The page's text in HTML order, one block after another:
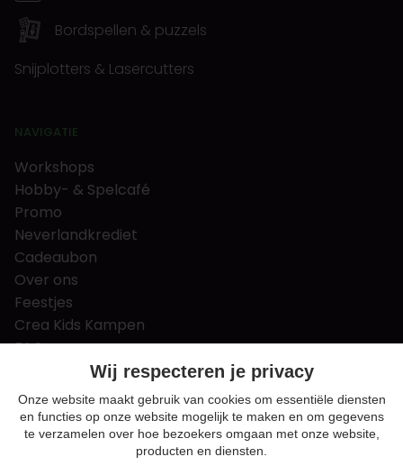
Bordspellen & puzzels
Snijplotters & Lasercutters
NAVIGATIE
Workshops
Hobby- & Spelcafé
Promo
Neverlandkrediet
Cadeaubon
Over ons
Feestjes
Crea Kids Kampen
FAQ
Tips & tricks
Contact
Nieuws & Vacatures
Wij respecteren je privacy
Onze website maakt gebruik van cookies om essentiële diensten
en functies op onze website mogelijk te maken en om gegevens
te verzamelen over hoe bezoekers omgaan met onze website,
producten en diensten.